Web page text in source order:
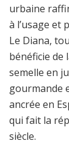
urbaine
à l’usage et
Le Diana,
bénéficie de
semelle en
gourmande
ancrée en
qui fait la
siècle.